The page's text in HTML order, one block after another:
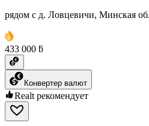
рядом с д. Ловцевичи, Минская
433 000 ƃ
Конвертер валют
Realt рекомендует